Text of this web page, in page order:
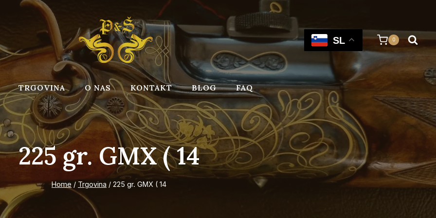
SL 0
TRGOVINA O NAS KONTAKT BLOG FAQ
225 gr. GMX ( 14
Home / Trgovina / 225 gr. GMX ( 14